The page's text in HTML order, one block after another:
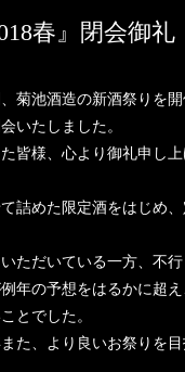
春』閉会御礼
菊池酒造の新酒祭りを
いたしました。
皆様、心より御礼申し
詰めた限定酒をはじめ
ただいている一方、不
年の予想をはるかに超
とでした。
た、より良いお祭りを